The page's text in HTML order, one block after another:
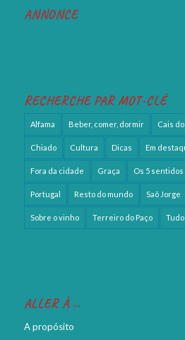
ANNONCE
RECHERCHE PAR MOT-CLÉ
Alfama Beber, comer, dormir Cais
Chiado Cultura Dicas Em
Fora da cidade Graça Os 5 sentidos
Portugal Resto do mundo Saõ Jorge
Sobre o vinho Terreiro do Paço
ALLER À …
A propósito